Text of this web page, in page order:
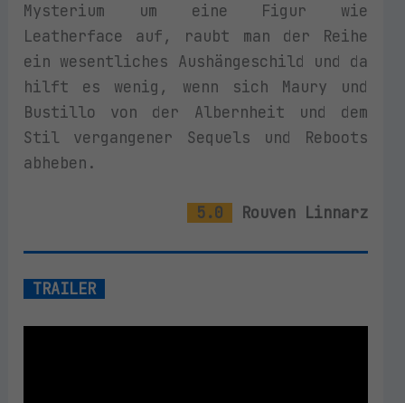
Mysterium um eine Figur wie
Leatherface auf, raubt man der Reihe
ein wesentliches Aushängeschild und da
hilft es wenig, wenn sich Maury und
Bustillo von der Albernheit und dem
Stil vergangener Sequels und Reboots
abheben.
5.0 Rouven Linnarz
TRAILER